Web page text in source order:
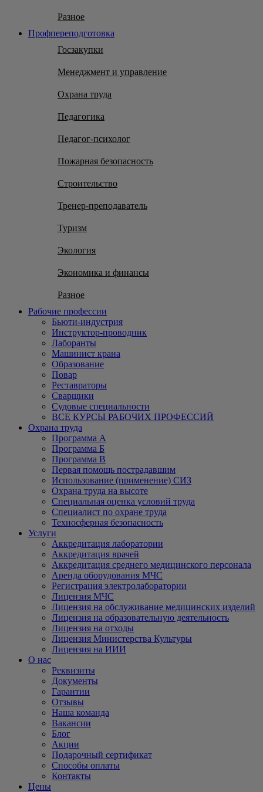
Разное
Профпереподготовка
Госзакупки
Менеджмент и управление
Охрана труда
Педагогика
Педагог-психолог
Пожарная безопасность
Строительство
Тренер-преподаватель
Туризм
Экология
Экономика и финансы
Разное
Рабочие профессии
Бьюти-индустрия
Инструктор-проводник
Лаборанты
Машинист крана
Образование
Повар
Реставраторы
Сварщики
Судовые специальности
ВСЕ КУРСЫ РАБОЧИХ ПРОФЕССИЙ
Охрана труда
Программа А
Программа Б
Программа В
Первая помощь пострадавшим
Использование (применение) СИЗ
Охрана труда на высоте
Специальная оценка условий труда
Специалист по охране труда
Техносферная безопасность
Услуги
Аккредитация лаборатории
Аккредитация врачей
Аккредитация среднего медицинского персонала
Аренда оборудования МЧС
Регистрация электролаборатории
Лицензия МЧС
Лицензия на обслуживание медицинских изделий
Лицензия на образовательную деятельность
Лицензия на отходы
Лицензия Министерства Культуры
Лицензия на ИИИ
О нас
Реквизиты
Документы
Гарантии
Отзывы
Наша команда
Вакансии
Блог
Акции
Подарочный сертификат
Способы оплаты
Контакты
Цены